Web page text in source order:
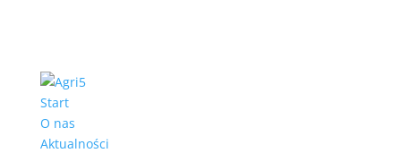
Start
O nas
Aktualności